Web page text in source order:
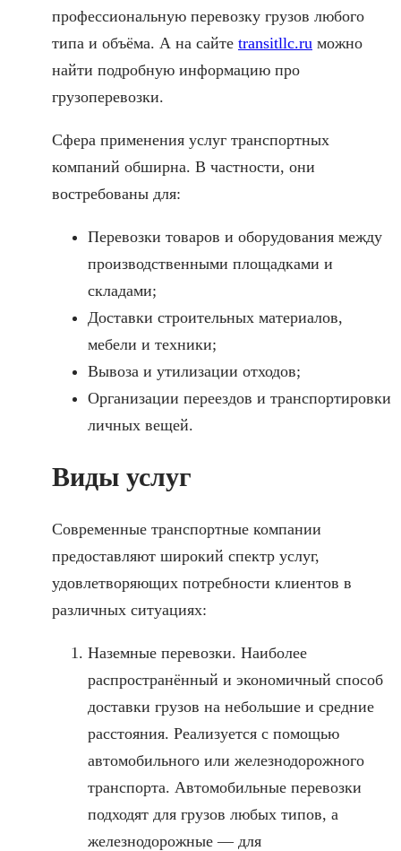
профессиональную перевозку грузов любого
типа и объёма. А на сайте transitllc.ru можно
найти подробную информацию про
грузоперевозки.
Сфера применения услуг транспортных
компаний обширна. В частности, они
востребованы для:
Перевозки товаров и оборудования между
производственными площадками и
складами;
Доставки строительных материалов,
мебели и техники;
Вывоза и утилизации отходов;
Организации переездов и транспортировки
личных вещей.
Виды услуг
Современные транспортные компании
предоставляют широкий спектр услуг,
удовлетворяющих потребности клиентов в
различных ситуациях:
Наземные перевозки. Наиболее
распространённый и экономичный способ
доставки грузов на небольшие и средние
расстояния. Реализуется с помощью
автомобильного или железнодорожного
транспорта. Автомобильные перевозки
подходят для грузов любых типов, а
железнодорожные — для